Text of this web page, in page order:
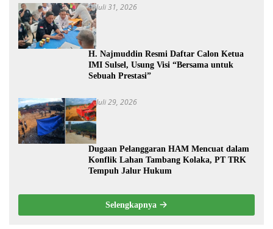
Juli 31, 2026
H. Najmuddin Resmi Daftar Calon Ketua
IMI Sulsel, Usung Visi “Bersama untuk
Sebuah Prestasi”
Juli 29, 2026
Dugaan Pelanggaran HAM Mencuat dalam
Konflik Lahan Tambang Kolaka, PT TRK
Tempuh Jalur Hukum
Selengkapnya